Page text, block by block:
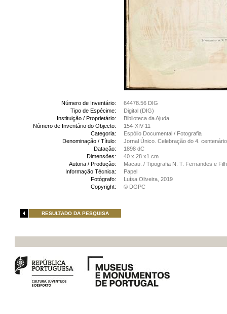
Número de Inventário:
64478.56 DIG
Tipo de Espécime:
Digital (DIG)
Instituição / Proprietário:
Biblioteca da Ajuda
Número de Inventário do Objecto:
154-XIV-11
Categoria:
Espólio Documental / Fotografia
Denominação / Título:
Jornal Único. Celebração do 4.
Datação:
1898 dC
Dimensões:
40 x 28 x1 cm
Autoria / Produção:
Macau. / Tipografia N. T. Fernandes e
Informação Técnica:
Papel
Fotógrafo:
Luísa Oliveira, 2019
Copyright:
© DGPC
RESULTADO DA PESQUISA